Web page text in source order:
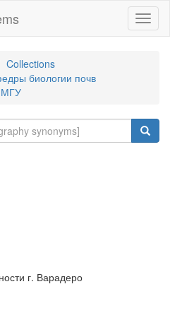
Collections
биологии почв
МГУ
г. Варадеро